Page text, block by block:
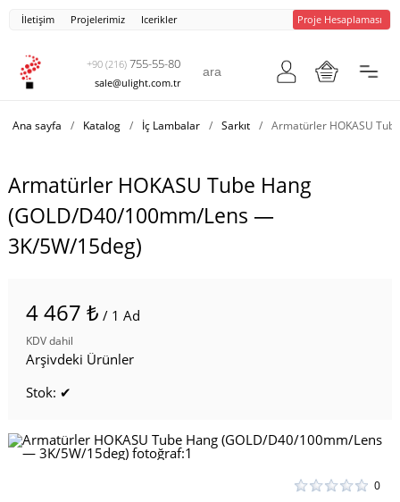
İletişim Projelerimiz Icerikler Proje Hesaplaması
+90 (216) 755-55-80
sale@ulight.com.tr
Ana sayfa / Katalog / İç Lambalar / Sarkıt / Armatürler HOKASU
Armatürler HOKASU Tube Hang
(GOLD/D40/100mm/Lens —
3K/5W/15deg)
4 467 ₺ / 1 Ad
KDV dahil
Arşivdeki Ürünler
Stok: ✔
0